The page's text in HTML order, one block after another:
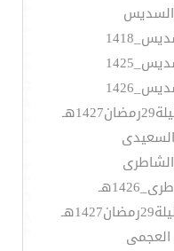
السديس
العجمى